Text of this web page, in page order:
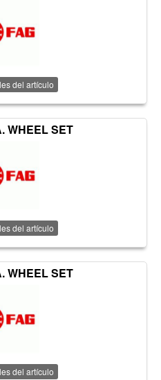
del artículo
WHEEL SET
del artículo
WHEEL SET
del artículo